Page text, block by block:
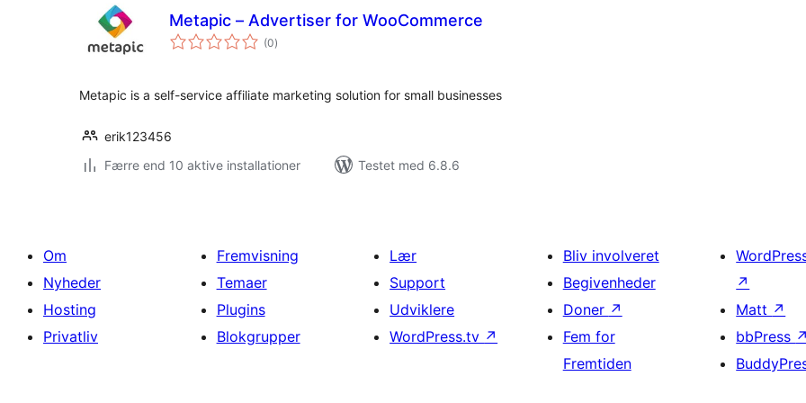
Metapic – Advertiser for WooCommerce
(0totale
bedømmelser
)
Metapic is a self-service affiliate marketing solution for small businesses
erik123456
Færre end 10 aktive installationer
Testet med 6.8.6
Om
Nyheder
Hosting
Privatliv
Fremvisning
Temaer
Plugins
Blokgrupper
Lær
Support
Udviklere
WordPress.tv ↗
Bliv involveret
Begivenheder
Doner ↗
Fem for
Fremtiden
↗
Matt ↗
bbPress ↗